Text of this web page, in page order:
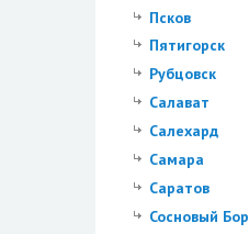
Псков
Пятигорск
Рубцовск
Салават
Салехард
Самара
Саратов
Сосновый Бор